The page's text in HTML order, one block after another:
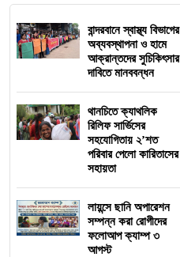
বান্দরবানে স্বাস্থ্য বিভাগের
অব্যবস্থাপনা ও হামে
আক্রান্তদের সুচিকিৎসার
দাবিতে মানববন্ধন
থানচিতে ক্যাথলিক
রিলিফ সার্ভিসের
সহযোগিতায় ২’শত
পরিবার পেলো কারিতাসের
সহায়তা
লায়ন্সে ছানি অপারেশন
সম্পন্ন করা রোগীদের
ফলোআপ ক্যাম্প ৩
আগস্ট